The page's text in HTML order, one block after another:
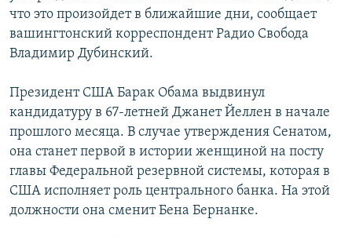
что это произойдет в ближайшие дни, сообщает
вашингтонский корреспондент Радио Свобода
Владимир Дубинский.
Президент США Барак Обама выдвинул
кандидатуру в 67-летней Джанет Йеллен в начале
прошлого месяца. В случае утверждения Сенатом,
она станет первой в истории женщиной на посту
главы Федеральной резервной системы, которая в
США исполняет роль центрального банка. На этой
должности она сменит Бена Бернанке.